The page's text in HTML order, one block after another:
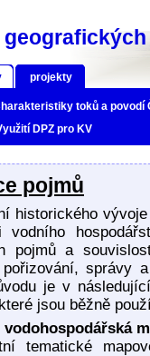
projekty
toků a povodí
DPZ pro KV
pojmů
historického
vodního
pojmů a
pořizování, správy
je v
jsou běžně
tematické